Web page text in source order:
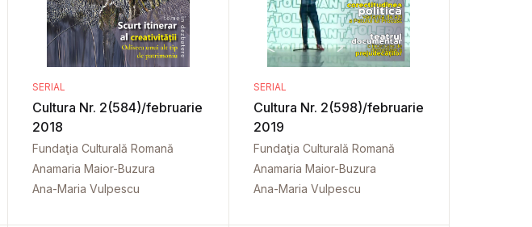
SERIAL
Cultura Nr. 2(584)/februarie
2018
Fundaţia Culturală Romană
Anamaria Maior-Buzura
Ana-Maria Vulpescu
SERIAL
Cultura Nr. 2(598)/februarie
2019
Fundaţia Culturală Romană
Anamaria Maior-Buzura
Ana-Maria Vulpescu